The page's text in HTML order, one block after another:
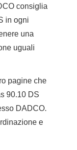
consiglia
in ogni
una
uguali
pagine che
90.10 DS
DADCO.
e